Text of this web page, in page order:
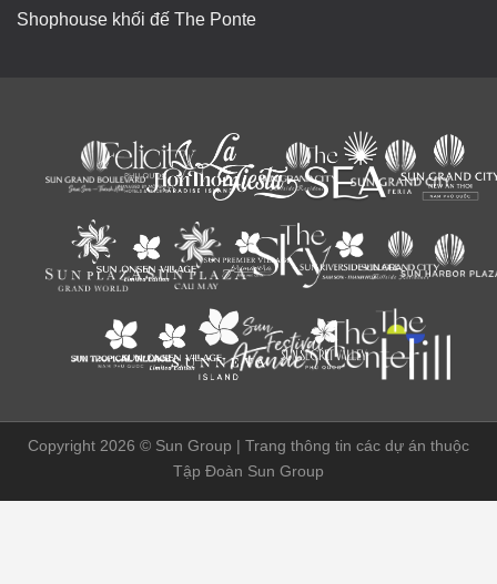
Shophouse khối đế The Ponte
Copyright 2026 © Sun Group | Trang thông tin các dự án thuộc
Tập Đoàn Sun Group